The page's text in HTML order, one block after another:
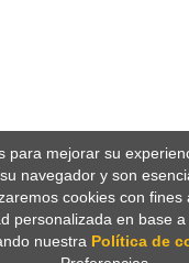
para mejorar su
navegador y son
cookies con
personalizada en base
nuestra Política de